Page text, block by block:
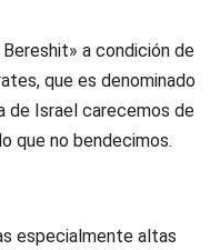
a condición de
que es denominado
de Israel carecemos de
que no bendecimos.
especialmente altas